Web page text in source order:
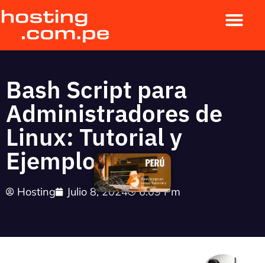
Bash Script para
Administradores de
Linux: Tutorial y
Ejemplos
Hosting Julio 8, 2024 6:09 Pm